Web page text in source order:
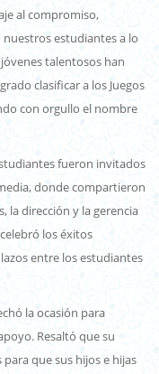
al compromiso,
estudiantes a lo
talentosos han
clasificar a los Juegos
con orgullo el nombre
fueron invitados
donde compartieron
la dirección y la gerencia
los éxitos
entre los estudiantes
la ocasión para
Resaltó que su
que sus hijos e hijas